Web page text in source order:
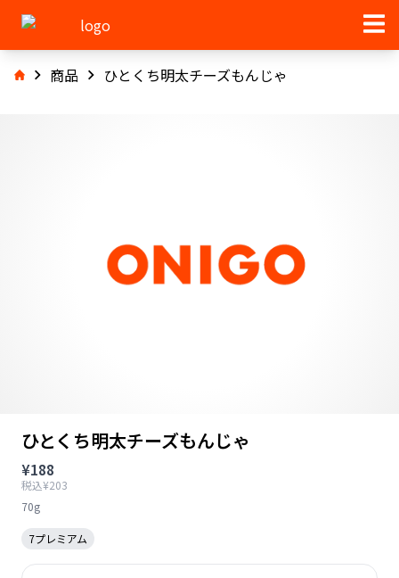
商品 ひとくち明太チーズもんじゃ
ひとくち明太チーズもんじゃ
¥188
税込¥203
70g
7プレミアム